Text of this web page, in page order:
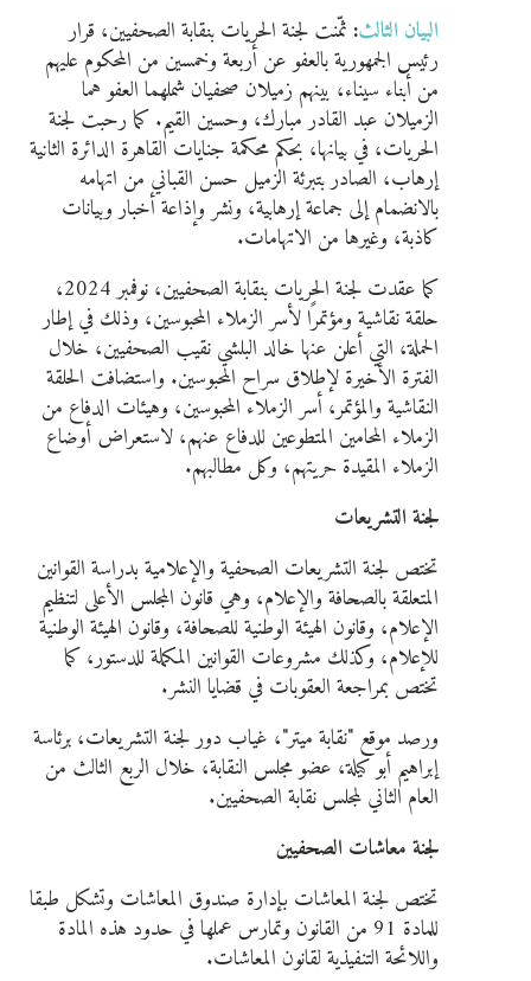
البيان الثالث: ثمّنت لجنة الحريات بنقابة الصحفيين، قرار
رئيس الجمهورية بالعفو عن أربعة وخمسين من المحكوم عليهم
من أبناء سيناء، بينهم زميلان صحفيان شملهما العفو هما
الزميلان عبد القادر مبارك، وحسين القيم. كما رحبت لجنة
الحريات، في بيانها، بحكم محكمة جنايات القاهرة الدائرة الثانية
إرهاب، الصادر بتبرئة الزميل حسن القباني من اتهامه
بالانضمام إلى جماعة إرهابية، ونشر وإذاعة أخبار وبيانات
كاذبة، وغيرها من الاتهامات.
كما عقدت لجنة الحريات بنقابة الصحفيين، نوفمبر 2024،
حلقة نقاشية ومؤتمرًا لأسر الزملاء المحبوسين، وذلك في إطار
الحملة، التي أعلن عنها خالد البلشي نقيب الصحفيين، خلال
الفترة الأخيرة لإطلاق سراح المحبوسين. واستضافت الحلقة
النقاشية والمؤتمر، أسر الزملاء المحبوسين، وهيئات الدفاع من
الزملاء المحامين المتطوعين للدفاع عنهم، لاستعراض أوضاع
الزملاء المقيدة حريتهم، وكل مطالبهم.
لجنة التشريعات
تختص لجنة التشريعات الصحفية والإعلامية بدراسة القوانين
المتعلقة بالصحافة والإعلام، وهي قانون المجلس الأعلى لتنظيم
الإعلام، وقانون الهيئة الوطنية للصحافة، وقانون الهيئة الوطنية
للإعلام، وكذلك مشروعات القوانين المكملة للدستور، كما
تختص بمراجعة العقوبات في قضايا النشر.
ورصد موقع "نقابة ميتر"، غياب دور لجنة التشريعات، برئاسة
إبراهيم أبو كيلة، عضو مجلس النقابة، خلال الربع الثالث من
العام الثاني لمجلس نقابة الصحفيين.
لجنة معاشات الصحفيين
تختص لجنة المعاشات بإدارة صندوق المعاشات وتشكل طبقا
للمادة 91 من القانون وتمارس عملها في حدود هذه المادة
واللائحة التنفيذية لقانون المعاشات.